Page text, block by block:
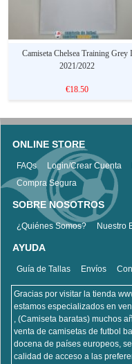
Camiseta Chelsea Training Grey I
2021/2022
€18.50
ONLINE STORE
FAQs Login/Crear Cuenta
Compra Segura
SOBRE NOSOTROS
¿Quiénes Somos? Nuestro
AYUDA
Guía de Tallas Envíos
Gracias por visitar la tienda
estamos especializados en
, (Camiseta baratas) muchos
venta de camisetas de futbol
docena de países europeos,
calidad de acceso a las